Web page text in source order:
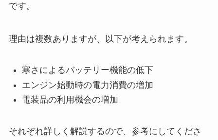
です。
理由は複数ありますが、以下が考えられます。
寒さによるバッテリー機能の低下
エンジン始動時の電力消費の増加
電装品の利用機会の増加
それぞれ詳しく解説するので、参考にしてくださ